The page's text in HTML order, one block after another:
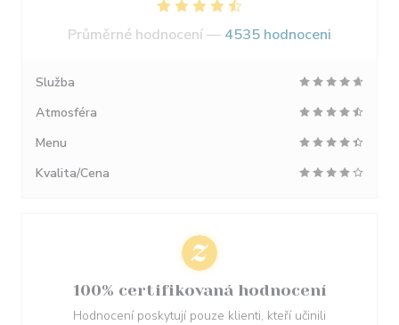
Průměrné hodnocení — 4535 hodnoceni
Služba
Atmosféra
Menu
Kvalita/Cena
100% certifikovaná hodnocení
Hodnocení poskytují pouze klienti, kteří učinili